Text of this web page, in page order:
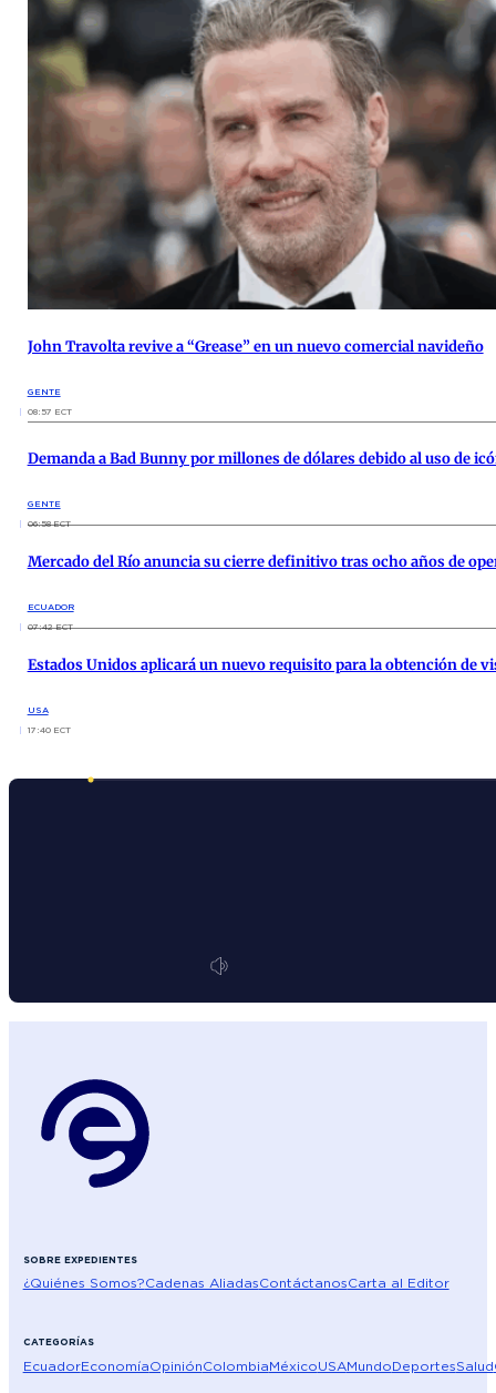
John Travolta revive a “Grease” en un nuevo comercial navideño
GENTE
08:57 ECT
Demanda a Bad Bunny por millones de dólares debido al uso de
GENTE
06:58 ECT
Mercado del Río anuncia su cierre definitivo tras ocho años de
ECUADOR
07:42 ECT
Estados Unidos aplicará un nuevo requisito para la obtención de
USA
17:40 ECT
SOBRE EXPEDIENTES
¿Quiénes Somos?Cadenas AliadasContáctanosCarta al Editor
CATEGORÍAS
EcuadorEconomíaOpiniónColombiaMéxicoUSAMundoDeportesSalud